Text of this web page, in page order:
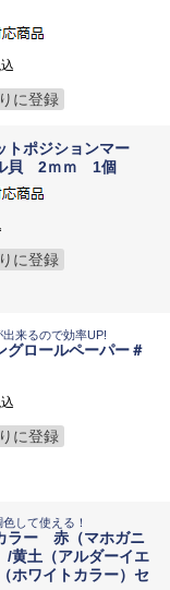
に登録
トポジションマー
貝 2ｍｍ 1個
に登録
出来るので効率UP!
グロールペーパー＃
に登録
して使える！
ラー 赤（マホガニ
/黄土（アルダーイエ
ホワイトカラー）セ